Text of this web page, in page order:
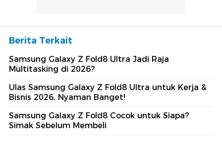
Berita Terkait
Samsung Galaxy Z Fold8 Ultra Jadi Raja
Multitasking di 2026?
Ulas Samsung Galaxy Z Fold8 Ultra untuk Kerja &
Bisnis 2026, Nyaman Banget!
Samsung Galaxy Z Fold8 Cocok untuk Siapa?
Simak Sebelum Membeli